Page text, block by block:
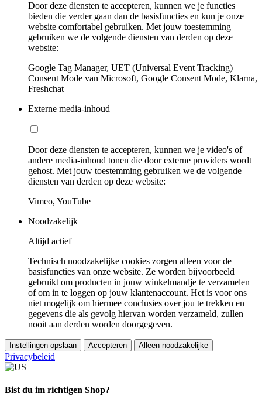
Door deze diensten te accepteren, kunnen we je functies
bieden die verder gaan dan de basisfuncties en kun je onze
website comfortabel gebruiken. Met jouw toestemming
gebruiken we de volgende diensten van derden op deze
website:
Google Tag Manager, UET (Universal Event Tracking)
Consent Mode van Microsoft, Google Consent Mode, Klarna,
Freshchat
Externe media-inhoud
Door deze diensten te accepteren, kunnen we je video's of
andere media-inhoud tonen die door externe providers wordt
gehost. Met jouw toestemming gebruiken we de volgende
diensten van derden op deze website:
Vimeo, YouTube
Noodzakelijk
Altijd actief
Technisch noodzakelijke cookies zorgen alleen voor de
basisfuncties van onze website. Ze worden bijvoorbeeld
gebruikt om producten in jouw winkelmandje te verzamelen
of om in te loggen op jouw klantenaccount. Het is voor ons
niet mogelijk om hiermee conclusies over jou te trekken en
gegevens die als gevolg hiervan worden verzameld, zullen
nooit aan derden worden doorgegeven.
Instellingen opslaan Accepteren Alleen noodzakelijke
Privacybeleid
Bist du im richtigen Shop?